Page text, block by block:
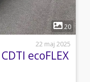
20
22 maj 2025
ecoFLEX